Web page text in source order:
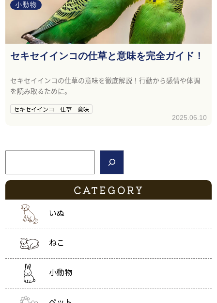
小動物
セキセイインコの仕草と意味を完全ガイド！
セキセイインコの仕草の意味を徹底解説！行動から感情や体調
を読み取るために。
セキセイインコ 仕草 意味
2025.06.10
検索
CATEGORY
いぬ
ねこ
小動物